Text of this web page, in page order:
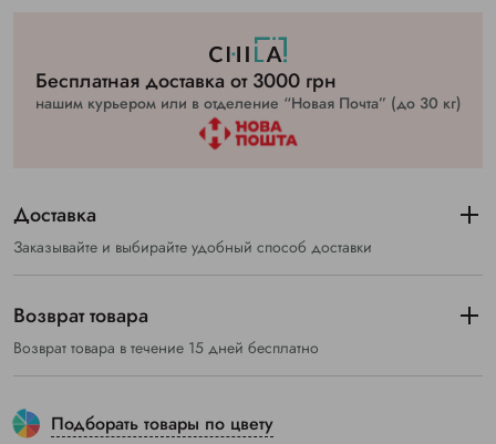
Бесплатная доставка от 3000 грн
нашим курьером или в отделение “Новая Почта” (до 30 кг)
Доставка
Заказывайте и выбирайте удобный способ доставки
Возврат товара
Возврат товара в течение 15 дней бесплатно
Подборать товары по цвету